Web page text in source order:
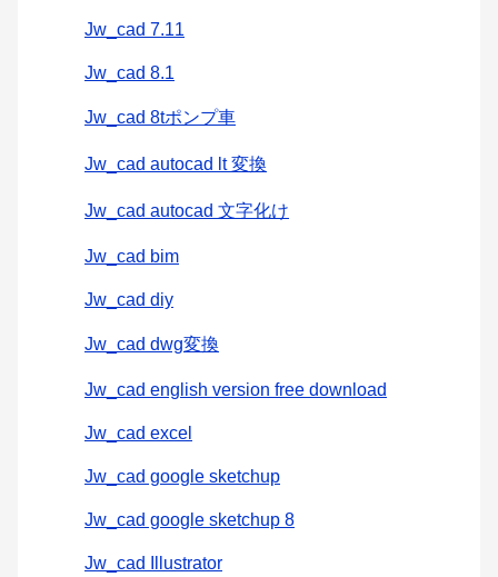
Jw_cad 7.11
Jw_cad 8.1
Jw_cad 8tポンプ車
Jw_cad autocad lt 変換
Jw_cad autocad 文字化け
Jw_cad bim
Jw_cad diy
Jw_cad dwg変換
Jw_cad english version free download
Jw_cad excel
Jw_cad google sketchup
Jw_cad google sketchup 8
Jw_cad Illustrator